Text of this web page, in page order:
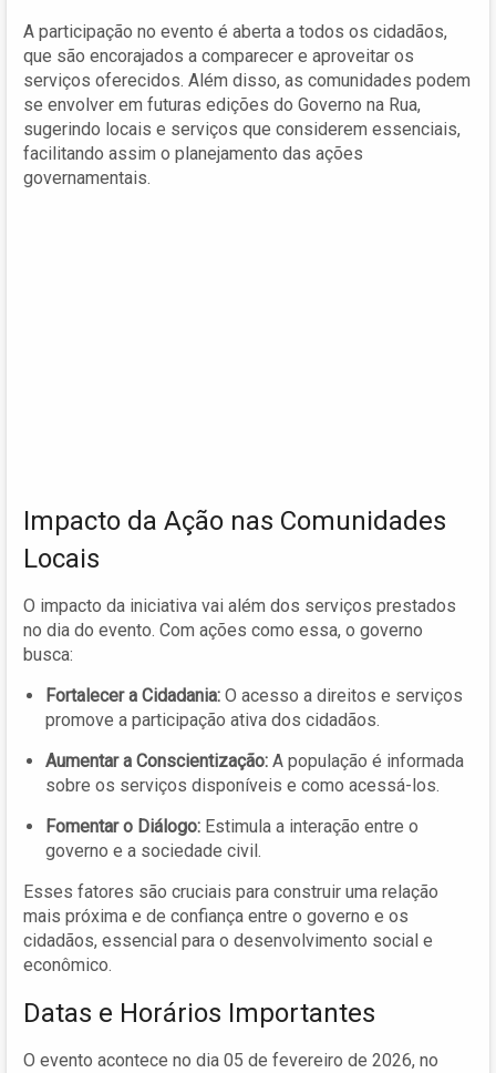
A participação no evento é aberta a todos os cidadãos,
que são encorajados a comparecer e aproveitar os
serviços oferecidos. Além disso, as comunidades podem
se envolver em futuras edições do Governo na Rua,
sugerindo locais e serviços que considerem essenciais,
facilitando assim o planejamento das ações
governamentais.
Impacto da Ação nas Comunidades
Locais
O impacto da iniciativa vai além dos serviços prestados
no dia do evento. Com ações como essa, o governo
busca:
Fortalecer a Cidadania: O acesso a direitos e serviços
promove a participação ativa dos cidadãos.
Aumentar a Conscientização: A população é informada
sobre os serviços disponíveis e como acessá-los.
Fomentar o Diálogo: Estimula a interação entre o
governo e a sociedade civil.
Esses fatores são cruciais para construir uma relação
mais próxima e de confiança entre o governo e os
cidadãos, essencial para o desenvolvimento social e
econômico.
Datas e Horários Importantes
O evento acontece no dia 05 de fevereiro de 2026, no